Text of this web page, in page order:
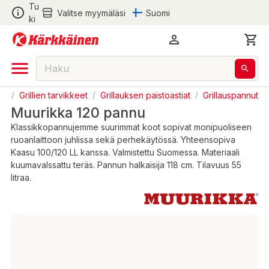
Tu
ki
Valitse myymäläsi Suomi
/ Grillien tarvikkeet / Grillauksen paistoastiat / Grillauspannut
Muurikka 120 pannu
Klassikkopannujemme suurimmat koot sopivat monipuoliseen
ruoanlaittoon juhlissa sekä perhekäytössä. Yhteensopiva
Kaasu 100/120 LL kanssa. Valmistettu Suomessa. Materiaali
kuumavalssattu teräs. Pannun halkaisija 118 cm. Tilavuus 55
litraa.